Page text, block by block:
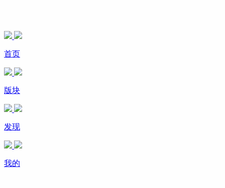
首页
版块
发现
我的